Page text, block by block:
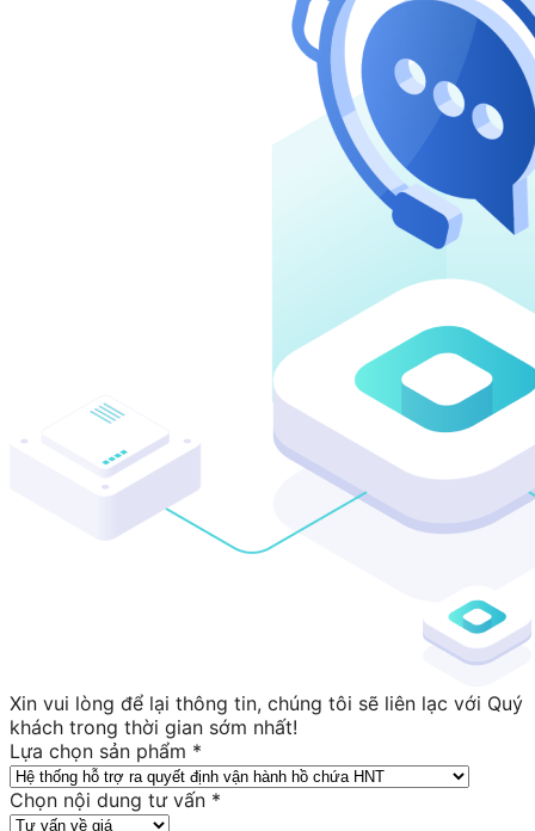
Xin vui lòng để lại thông tin, chúng tôi sẽ liên lạc với Quý
khách trong thời gian sớm nhất!
Lựa chọn sản phẩm *
Chọn nội dung tư vấn *